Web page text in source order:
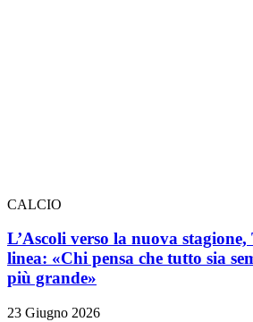
CALCIO
L’Ascoli verso la nuova
linea: «Chi pensa che tutto sia
più grande»
23 Giugno 2026